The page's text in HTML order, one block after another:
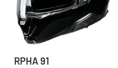
RPHA 91